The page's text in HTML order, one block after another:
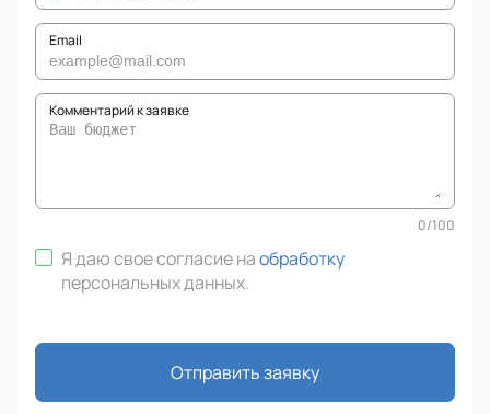
Email
Комментарий к заявке
0/100
Я даю свое согласие наобработку
персональных данных.
Отправить заявку